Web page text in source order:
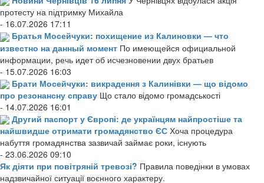
протесту на підтримку Михайла
- 16.07.2026 17:11
Братья Мосейчуки: похищение из Калиновки — что
известно на данный момент По имеющейся официальной
информации, речь идет об исчезновении двух братьев
- 15.07.2026 16:03
Брати Мосейчуки: викрадення з Калинівки — що відомо
про резонансну справу Що стало відомо громадськості
- 14.07.2026 16:01
Другий паспорт у Європі: де українцям найпростіше та
найшвидше отримати громадянство ЄС Хоча процедура
набуття громадянства зазвичай займає роки, існують
- 23.06.2026 09:10
Як діяти при повітряній тревозі? Правила поведінки в умовах
надзвичайної ситуації воєнного характеру.